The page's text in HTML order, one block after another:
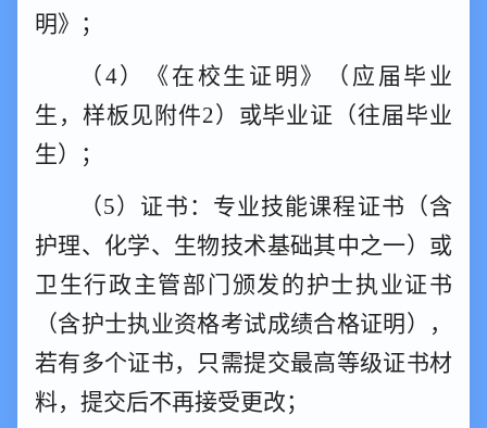
明》；
（ 4）
《在校生证明》（应届毕业
生 ， 样板 见附件2）或毕业证（往届毕业
生）；
（5） 证书：专业技能课程证书（含
护理、化学、生物技术基础其中之一）或
卫生行政主管部门颁发的护士执业证书
（含护士执业资格考试成绩合格证明）
，
若有多个证书，只需提交最高等级证书材
料，提交后不再接受更改；